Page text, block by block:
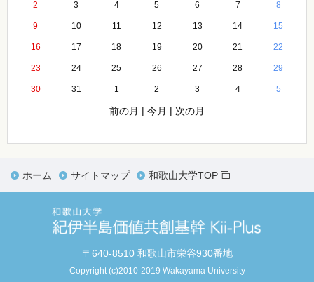
2 3 4 5 6 7 8
9 10 11 12 13 14 15
16 17 18 19 20 21 22
23 24 25 26 27 28 29
30 31 1 2 3 4 5
前の月 | 今月 | 次の月
ホーム サイトマップ 和歌山大学TOP
〒640-8510 和歌山市栄谷930番地
Copyright (c)2010-2019 Wakayama University